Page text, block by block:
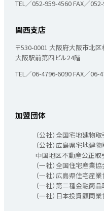
TEL／052-959-4560FAX／
関西支店
〒530-0001 大阪府大阪市北区
大阪駅前第四ビル24階
TEL／06-4796-6090FAX／06-
加盟団体
（公社）全国宅地建物
（公社）広島県宅地建
中国地区不動産公正取
（一社）全国住宅産業協
（一社）広島県住宅産
（一社）第二種金融商
（一社）日本投資顧問